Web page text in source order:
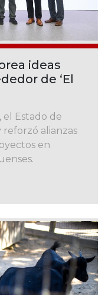
ideas
de ‘El
Estado de
reforzó alianzas
en